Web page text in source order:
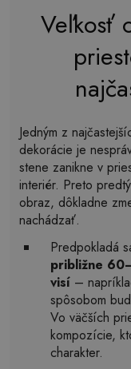
Veľkosť
Jedným z
dekorácie je
stene zanikne v
interiér. Preto
obraz, dôkladne
nachádzať.
Predpokladá
približne
visí –
spôsobom
Vo väčších
kompozície,
charakter.